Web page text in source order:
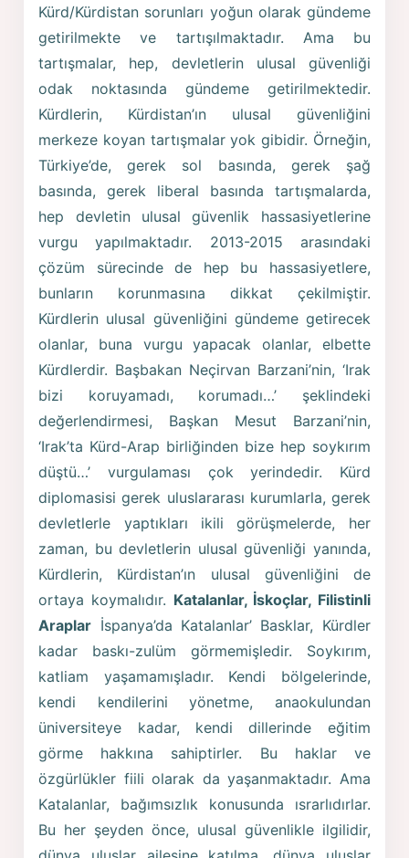
Kürd/Kürdistan sorunları yoğun olarak gündeme
getirilmekte ve tartışılmaktadır. Ama bu
tartışmalar, hep, devletlerin ulusal güvenliği
odak noktasında gündeme getirilmektedir.
Kürdlerin, Kürdistan’ın ulusal güvenliğini
merkeze koyan tartışmalar yok gibidir. Örneğin,
Türkiye’de, gerek sol basında, gerek şağ
basında, gerek liberal basında tartışmalarda,
hep devletin ulusal güvenlik hassasiyetlerine
vurgu yapılmaktadır. 2013-2015 arasındaki
çözüm sürecinde de hep bu hassasiyetlere,
bunların korunmasına dikkat çekilmiştir.
Kürdlerin ulusal güvenliğini gündeme getirecek
olanlar, buna vurgu yapacak olanlar, elbette
Kürdlerdir. Başbakan Neçirvan Barzani’nin, ‘Irak
bizi koruyamadı, korumadı…’ şeklindeki
değerlendirmesi, Başkan Mesut Barzani’nin,
‘Irak’ta Kürd-Arap birliğinden bize hep soykırım
düştü…’ vurgulaması çok yerindedir. Kürd
diplomasisi gerek uluslararası kurumlarla, gerek
devletlerle yaptıkları ikili görüşmelerde, her
zaman, bu devletlerin ulusal güvenliği yanında,
Kürdlerin, Kürdistan’ın ulusal güvenliğini de
ortaya koymalıdır. Katalanlar, İskoçlar, Filistinli
Araplar İspanya’da Katalanlar’ Basklar, Kürdler
kadar baskı-zulüm görmemişledir. Soykırım,
katliam yaşamamışladır. Kendi bölgelerinde,
kendi kendilerini yönetme, anaokulundan
üniversiteye kadar, kendi dillerinde eğitim
görme hakkına sahiptirler. Bu haklar ve
özgürlükler fiili olarak da yaşanmaktadır. Ama
Katalanlar, bağımsızlık konusunda ısrarlıdırlar.
Bu her şeyden önce, ulusal güvenlikle ilgilidir,